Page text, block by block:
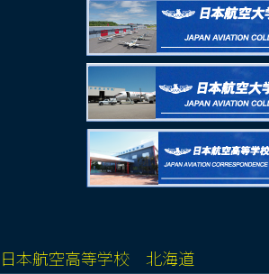
日本航空高等学校 北海道